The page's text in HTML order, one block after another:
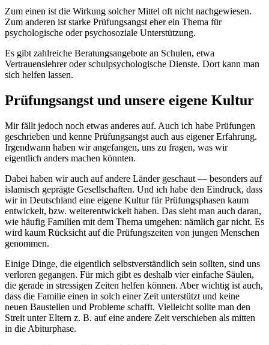
Zum einen ist die Wirkung solcher Mittel oft nicht nachgewiesen.
Zum anderen ist starke Prüfungsangst eher ein Thema für
psychologische oder psychosoziale Unterstützung.
Es gibt zahlreiche Beratungsangebote an Schulen, etwa
Vertrauenslehrer oder schulpsychologische Dienste. Dort kann man
sich helfen lassen.
Prüfungsangst und unsere eigene Kultur
Mir fällt jedoch noch etwas anderes auf. Auch ich habe Prüfungen
geschrieben und kenne Prüfungsangst auch aus eigener Erfahrung.
Irgendwann haben wir angefangen, uns zu fragen, was wir
eigentlich anders machen könnten.
Dabei haben wir auch auf andere Länder geschaut — besonders auf
islamisch geprägte Gesellschaften. Und ich habe den Eindruck, dass
wir in Deutschland eine eigene Kultur für Prüfungsphasen kaum
entwickelt, bzw. weiterentwickelt haben. Das sieht man auch daran,
wie häufig Familien mit dem Thema umgehen: nämlich gar nicht. Es
wird kaum Rücksicht auf die Prüfungszeiten von jungen Menschen
genommen.
Einige Dinge, die eigentlich selbstverständlich sein sollten, sind uns
verloren gegangen. Für mich gibt es deshalb vier einfache Säulen,
die gerade in stressigen Zeiten helfen können. Aber wichtig ist auch,
dass die Familie einen in solch einer Zeit unterstützt und keine
neuen Baustellen und Probleme schafft. Vielleicht sollte man den
Streit unter Eltern z. B. auf eine andere Zeit verschieben als mitten
in die Abiturphase.